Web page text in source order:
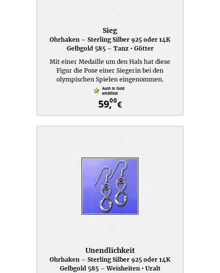
Sieg
Ohrhaken – Sterling Silber 925 oder 14K
Gelbgold 585 – Tanz • Götter
Mit einer Medaille um den Hals hat diese
Figur die Pose einer Siegerin bei den
olympischen Spielen eingenommen.
59,00€
Unendlichkeit
Ohrhaken – Sterling Silber 925 oder 14K
Gelbgold 585 – Weisheiten • Uralt